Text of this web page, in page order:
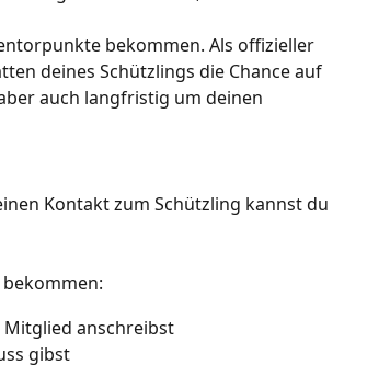
bekommen. Als offizieller
deines Schützlings die Chance auf
auch langfristig um deinen
Kontakt zum Schützling kannst du
Mitglied anschreibst
gibst